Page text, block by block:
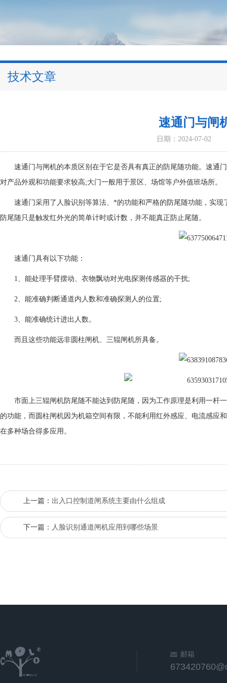
技术文章
速通门与闸
日期：2024-07-02
速通门与闸机的本质区别在于它是否具有真正的防尾随功能。速通
对产品外观和功能要求较高;大门一般用于景区、场馆等户外值班场所。
速通门采用了人脸识别等算法、*的功能和严格的防尾随功能，实现
防尾随只是触发红外光的简单计时或计数，并不能真正防止尾随。
速通门具有以下功能：
1、能处理手臂摆动、衣物飘动对光电探测传感器的干扰;
2、能准确判断通道内人数和准确探测人的位置;
3、能准确统计进出人数。
而且这些功能远非圆柱闸机、三辊闸机所具备。
市面上三辊闸机防尾随不能达到防尾随，因为工作原理是利用一杆
的功能，而圆柱闸机因为机箱空间有限，不能利用红外感应、电流感
在多种场合得多应用。
上一篇： 出入口控制道闸系统主要由什么组成
下一篇： 人脸识别通道闸机应用到哪些场景
邮箱